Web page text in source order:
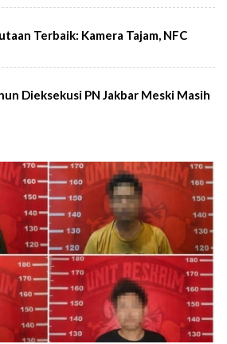
Terbaik: Kamera Tajam, NFC
Dieksekusi PN Jakbar Meski Masih